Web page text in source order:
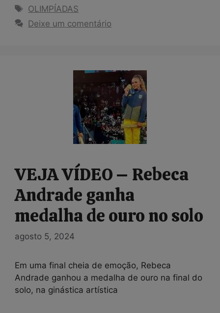
Tags
OLIMPÍADAS
Deixe um comentário
VEJA VÍDEO – Rebeca
Andrade ganha
medalha de ouro no solo
agosto 5, 2024
Em uma final cheia de emoção, Rebeca
Andrade ganhou a medalha de ouro na final do
solo, na ginástica artística